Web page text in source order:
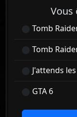
Vous
Tomb
Tomb
J'attends
GTA 6